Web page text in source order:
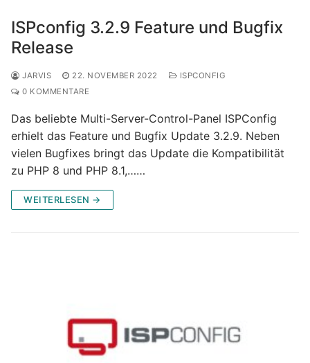
ISPconfig 3.2.9 Feature und Bugfix
Release
JARVIS 22. NOVEMBER 2022
ISPCONFIG
0 KOMMENTARE
Das beliebte Multi-Server-Control-Panel ISPConfig
erhielt das Feature und Bugfix Update 3.2.9. Neben
vielen Bugfixes bringt das Update die Kompatibilität
zu PHP 8 und PHP 8.1,……
WEITERLESEN →